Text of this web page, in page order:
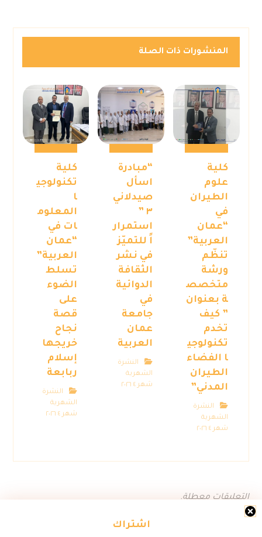
اشتراك
المنشورات ذات الصلة
كلية
علوم
الطيران
في
“عمان
العربية”
تنظّم
ورشة
متخصص
ة بعنوان
” كيف
تخدم
تكنولوجي
ا الفضاء
الطيران
المدني”
النشرة
الشهرية
شهر ٤ ٢٠٢٦
“مبادرة
اسأل
صيدلاني
٣ ”
استمرار
اً للتميّز
في نشر
الثقافة
الدوائية
في
جامعة
عمان
العربية
النشرة
الشهرية
شهر ٤ ٢٠٢٦
كلية
تكنولوجي
ا
المعلوم
ات في
“عمان
العربية”
تسلط
الضوء
على
قصة
نجاح
خريجها
إسلام
ربابعة
النشرة
الشهرية
شهر ٤ ٢٠٢٦
التعليقات معطلة.